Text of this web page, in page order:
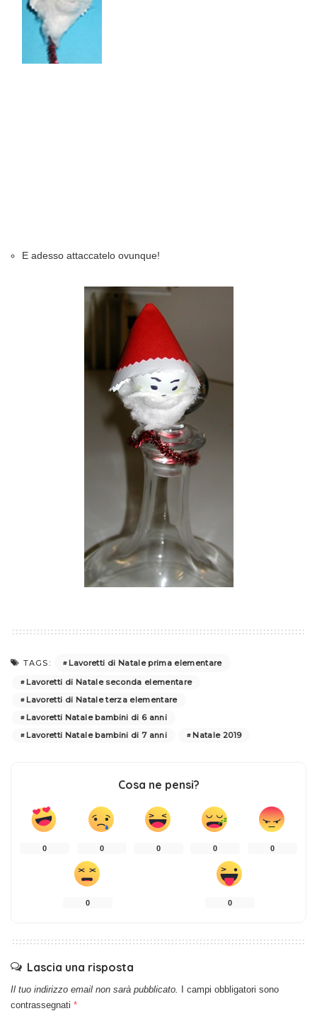
E adesso attaccatelo ovunque!
TAGS:
Lavoretti di Natale prima elementare
Lavoretti di Natale seconda elementare
Lavoretti di Natale terza elementare
Lavoretti Natale bambini di 6 anni
Lavoretti Natale bambini di 7 anni
Natale 2019
Cosa ne pensi?
0 0 0 0 0
0 0
Lascia una risposta
Il tuo indirizzo email non sarà pubblicato.
I campi obbligatori sono
contrassegnati *